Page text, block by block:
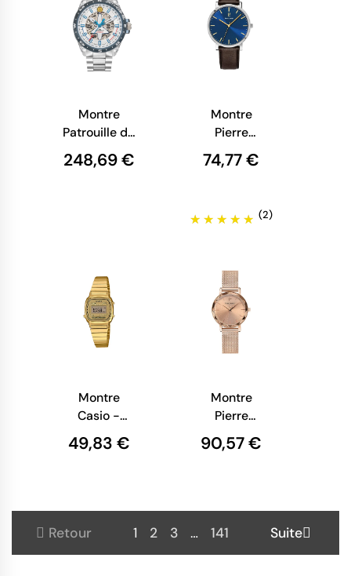
Montre
Patrouille de
France -
Aviateur -
248,69 €
Montre
Pierre
Lannier -
Essential -
Marron
74,77 €
(2)
Montre
Casio -
Vintage Mini
- Femme -
49,83 €
Montre
Pierre
Lannier -
Multiples -
Rose
010P958
90,57 €
Retour 1 2 3 … 141 Suite